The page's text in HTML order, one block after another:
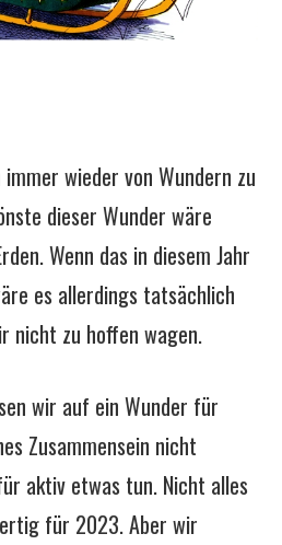
wieder von Wundern zu
dieser Wunder wäre
Wenn das in diesem Jahr
es allerdings tatsächlich
nicht zu hoffen wagen.
wir auf ein Wunder für
Zusammensein nicht
aktiv etwas tun. Nicht alles
für 2023. Aber wir